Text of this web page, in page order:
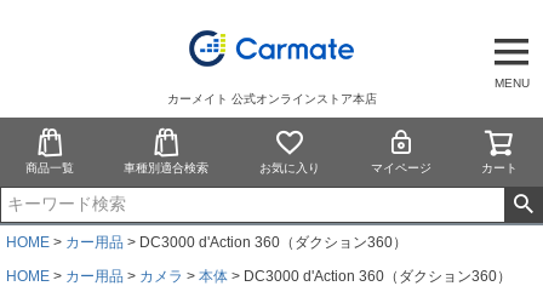
MENU
カーメイト 公式オンラインストア本店
商品一覧 車種別適合検索 お気に入り マイページ カート
HOME カー用品
DC3000 d'Action 360（ダクション360）
HOME
カー用品 カメラ 本体 DC3000 d'Action 360（ダクション360）